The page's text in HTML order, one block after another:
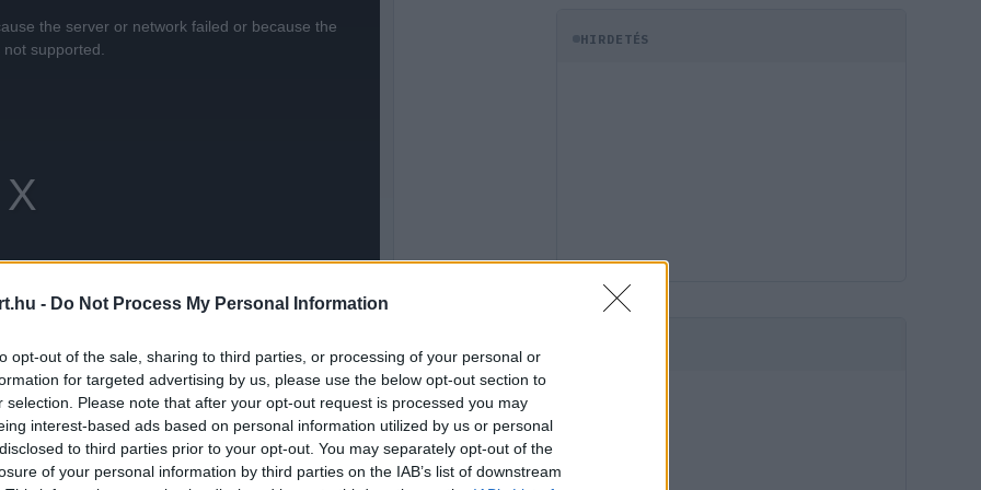
- Do Not Process My Personal Information
opt-out of the sale, sharing to third parties, or processing of your personal or
for targeted advertising by us, please use the below opt-out section to
selection. Please note that after your opt-out request is processed you may
interest-based ads based on personal information utilized by us or personal
to third parties prior to your opt-out. You may separately opt-out of the
of your personal information by third parties on the IAB’s list of downstream
the server or network failed or because the
supported.
növelése lenne, ám hamar kiderült, hogy
HIRDETÉS